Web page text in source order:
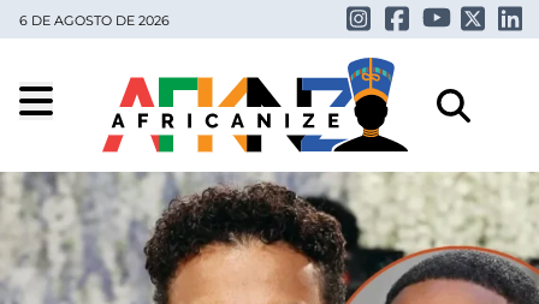
6 DE AGOSTO DE 2026